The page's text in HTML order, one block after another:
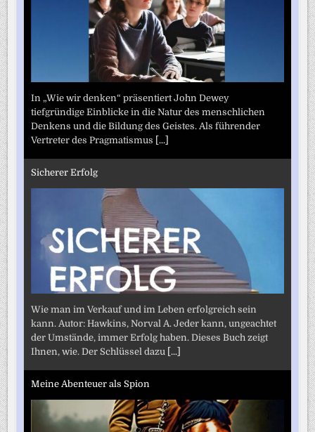
In „Wie wir denken“ präsentiert John Dewey
tiefgründige Einblicke in die Natur des menschlichen
Denkens und die Bildung des Geistes. Als führender
Vertreter des Pragmatismus
[...]
Sicherer Erfolg
Wie man im Verkauf und im Leben erfolgreich sein
kann. Autor: Hawkins, Norval A. Jeder kann, ungeachtet
der Umstände, immer Erfolg haben. Dieses Buch zeigt
Ihnen, wie. Der Schlüssel dazu
[...]
Meine Abenteuer als Spion